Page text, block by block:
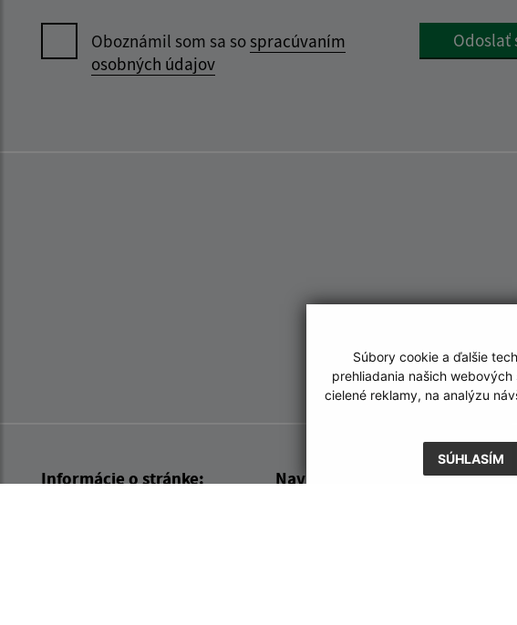
Súbory cookie a ďalšie
prehliadania našich
cielené reklamy, na analýzu
SÚHLASÍM
Oboznámil som sa sospracúvaním
osobných údajov
Odoslať
Informácie o stránke: Navigácia: